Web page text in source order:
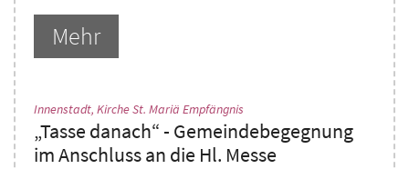
Mehr
Innenstadt, Kirche St. Mariä Empfängnis
„Tasse danach“ - Gemeindebegegnung
im Anschluss an die Hl. Messe